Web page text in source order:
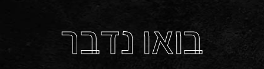
בואו נדבר